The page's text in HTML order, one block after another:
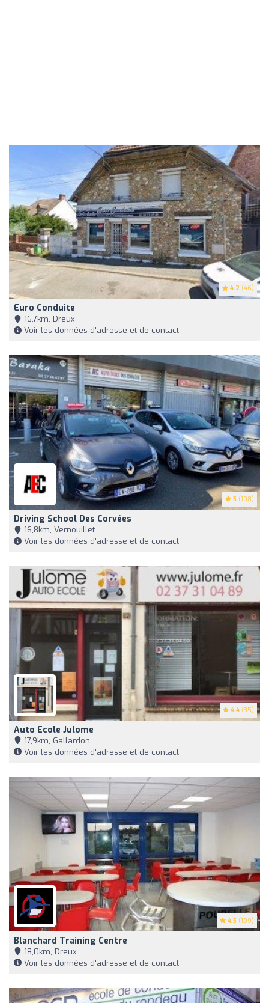
4.2 (46)
Euro Conduite
16,7km, Dreux
Voir les données d'adresse et de contact
5 (108)
Driving School Des Corvées
16,8km, Vernouillet
Voir les données d'adresse et de contact
4.4 (35)
Auto Ecole Julome
17,9km, Gallardon
Voir les données d'adresse et de contact
4.5 (199)
Blanchard Training Centre
18,0km, Dreux
Voir les données d'adresse et de contact